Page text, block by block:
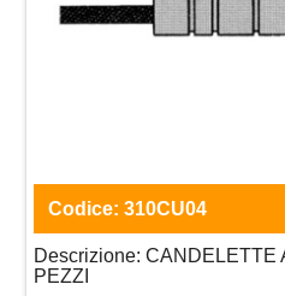
Codice: 310CU04
Descrizione: CANDELETTE
PEZZI